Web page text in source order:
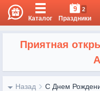
Каталог
9 2
Праздники
Приятная
Назад С Днем